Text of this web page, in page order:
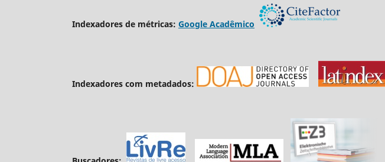
Indexadores de métricas: Google Acadêmico
Indexadores com metadados: